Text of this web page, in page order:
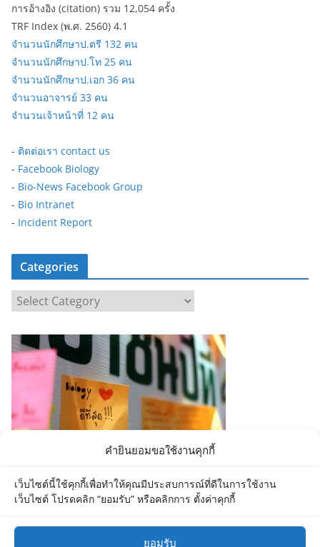
คำยินยอมขอใช้งานคุกกี้
เว็บไซต์นี้ใช้คุกกี้เพื่อทำให้คุณมีประสบการณ์ที่ดีในการใช้งาน
เว็บไซต์ โปรดคลิก “ยอมรับ” หรือคลิกการ ตั้งค่าคุกกี้
ยอมรับ
การอ้างอิง (citation) รวม 12,054 ครั้ง
TRF Index (พ.ศ. 2560) 4.1
จำนวนนักศึกษาป.ตรี 132 คน
จำนวนนักศึกษาป.โท 25 คน
จำนวนนักศึกษาป.เอก 36 คน
จำนวนอาจารย์ 33 คน
จำนวนเจ้าหน้าที่ 12 คน
- ติดต่อเรา contact us
- Facebook Biology
- Bio-News Facebook Group
- Bio Intranet
- Incident Report
Categories
a
t
e
g
i